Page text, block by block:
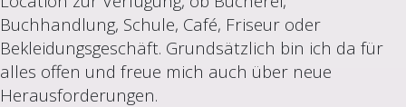
Buchhandlung, Schule, Café, Friseur oder
Bekleidungsgeschäft. Grundsätzlich bin ich da für
alles offen und freue mich auch über neue
Herausforderungen.